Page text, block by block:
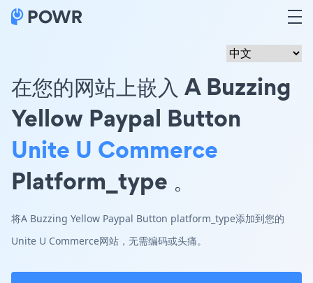
在您的网站上嵌入 A Buzzing
Yellow Paypal Button
Unite U Commerce
Platform_type 。
将A Buzzing Yellow Paypal Button platform_type添加到您的
Unite U Commerce网站，无需编码或头痛。